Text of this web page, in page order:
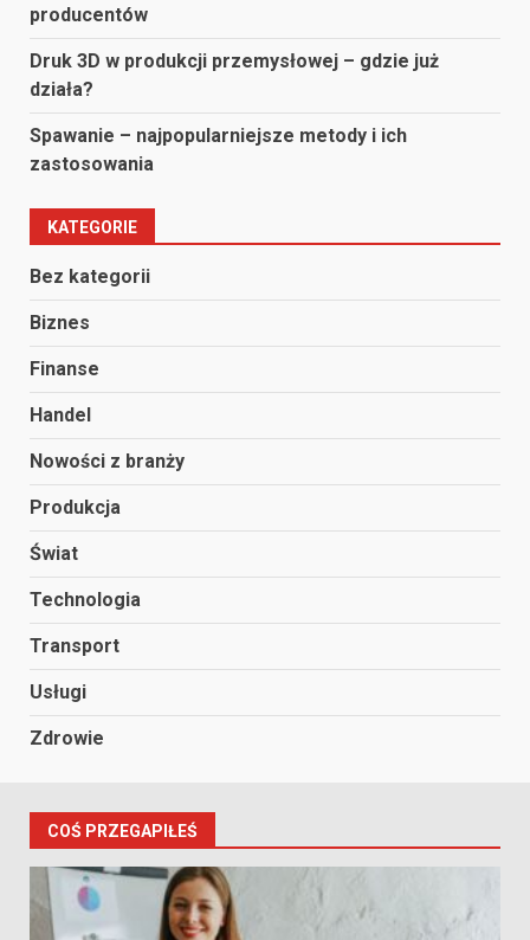
producentów
Druk 3D w produkcji przemysłowej – gdzie już
działa?
Spawanie – najpopularniejsze metody i ich
zastosowania
KATEGORIE
Bez kategorii
Biznes
Finanse
Handel
Nowości z branży
Produkcja
Świat
Technologia
Transport
Usługi
Zdrowie
COŚ PRZEGAPIŁEŚ